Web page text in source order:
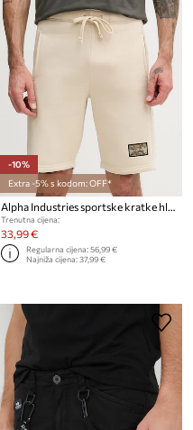
-10%
Extra -5% s kodom: OFF*
Trenutna cijena:
33,99 €
Regularna cijena:56,99 €
Najniža cijena:37,99 €